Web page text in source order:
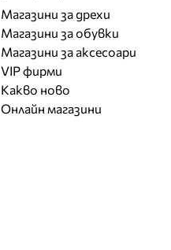
Магазини за дрехи
Магазини за обувки
Магазини за aксесоари
VIP фирми
Какво ново
Онлайн магазини